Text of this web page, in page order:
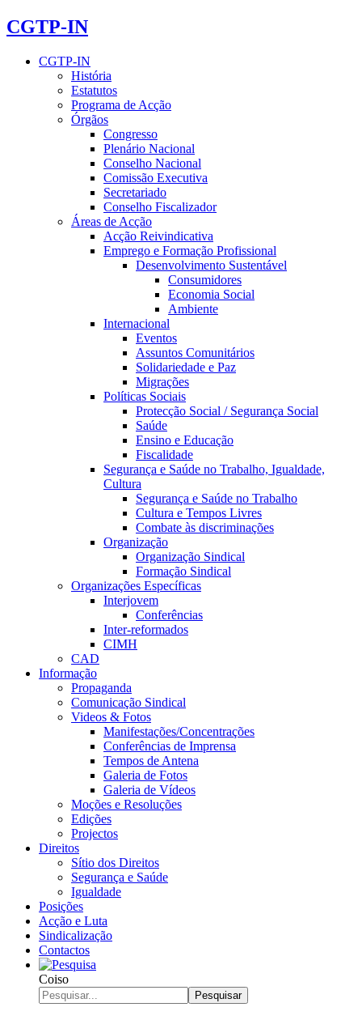
CGTP-IN
CGTP-IN
História
Estatutos
Programa de Acção
Órgãos
Congresso
Plenário Nacional
Conselho Nacional
Comissão Executiva
Secretariado
Conselho Fiscalizador
Áreas de Acção
Acção Reivindicativa
Emprego e Formação Profissional
Desenvolvimento Sustentável
Consumidores
Economia Social
Ambiente
Internacional
Eventos
Assuntos Comunitários
Solidariedade e Paz
Migrações
Políticas Sociais
Protecção Social / Segurança Social
Saúde
Ensino e Educação
Fiscalidade
Segurança e Saúde no Trabalho, Igualdade,
Cultura
Segurança e Saúde no Trabalho
Cultura e Tempos Livres
Combate às discriminações
Organização
Organização Sindical
Formação Sindical
Organizações Específicas
Interjovem
Conferências
Inter-reformados
CIMH
CAD
Informação
Propaganda
Comunicação Sindical
Videos & Fotos
Manifestações/Concentrações
Conferências de Imprensa
Tempos de Antena
Galeria de Fotos
Galeria de Vídeos
Moções e Resoluções
Edições
Projectos
Direitos
Sítio dos Direitos
Segurança e Saúde
Igualdade
Posições
Acção e Luta
Sindicalização
Contactos
Coiso
Pesquisar